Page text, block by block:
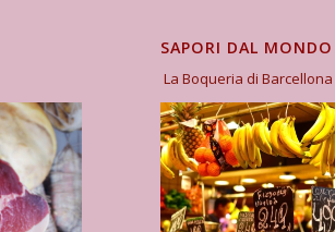
SAPORI DAL MONDO
La Boqueria di Barcellona